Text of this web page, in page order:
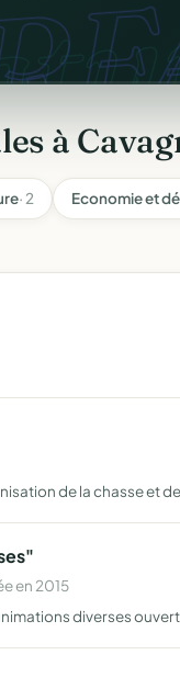
à
· 2 Economie et
de la chasse et
en 2015
diverses